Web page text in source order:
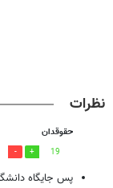
نظرات
حقوقدان
19
پس جایگاه